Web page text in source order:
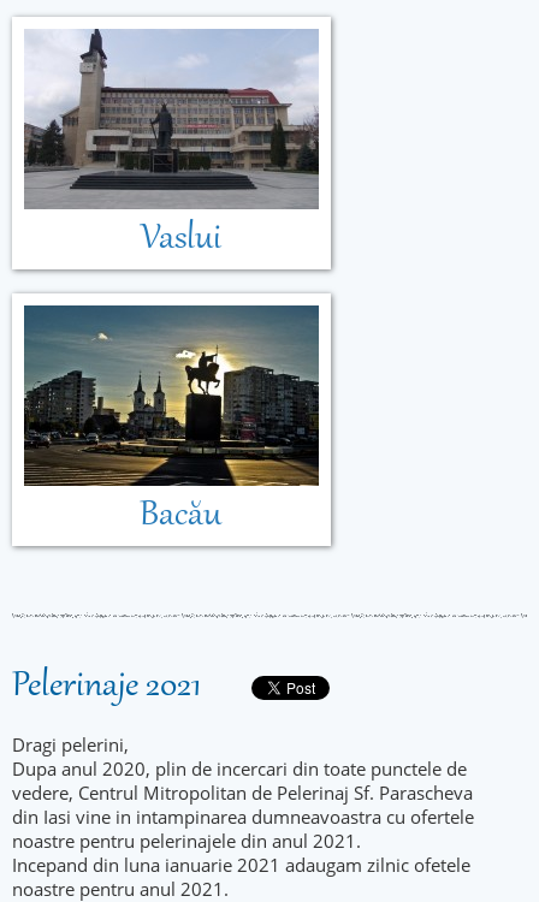
Vaslui
Bacău
Pelerinaje 2021
Dragi pelerini,
Dupa anul 2020, plin de incercari din toate punctele de
vedere, Centrul Mitropolitan de Pelerinaj Sf. Parascheva
din Iasi vine in intampinarea dumneavoastra cu ofertele
noastre pentru pelerinajele din anul 2021.
Incepand din luna ianuarie 2021 adaugam zilnic ofetele
noastre pentru anul 2021.